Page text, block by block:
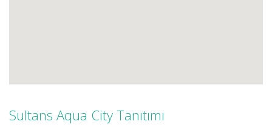
Sultans Aqua City Tanıtımı